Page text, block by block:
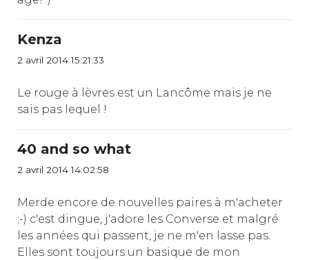
Kenza
2 avril 2014 15:21:33
Le rouge à lèvres est un Lancôme mais je ne
sais pas lequel !
40 and so what
2 avril 2014 14:02:58
Merde encore de nouvelles paires à m'acheter
;-) c'est dingue, j'adore les Converse et malgré
les années qui passent, je ne m'en lasse pas.
Elles sont toujours un basique de mon